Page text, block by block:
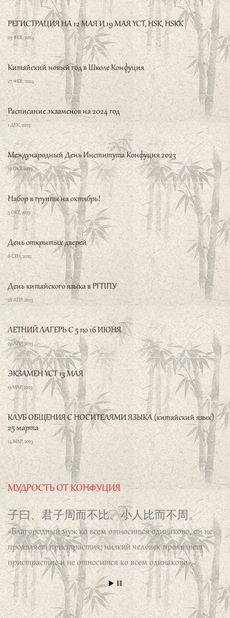
РЕГИСТРАЦИЯ НА 12 МАЯ И 19 МАЯ YCT, HSK, HSKK
29 ФЕВ, 2024
Китайский новый год в Школе Конфуция
27 ФЕВ, 2024
Расписание экзаменов на 2024 год
1 ДЕК, 2023
Международный День Института Конфуция 2023
16 ОКТ, 2023
Набор в группы на октябрь!
3 ОКТ, 2023
День открытых дверей
6 СЕН, 2023
День китайского языка в РГППУ
28 АПР, 2023
ЛЕТНИЙ ЛАГЕРЬ С 5 по 16 ИЮНЯ
20 АПР, 2023
ЭКЗАМЕН YCT 13 МАЯ
15 МАР, 2023
КЛУБ ОБЩЕНИЯ С НОСИТЕЛЯМИ ЯЗЫКА (китайский язык)
25 марта
14 МАР, 2023
МУДРОСТЬ ОТ КОНФУЦИЯ
子曰、士志於道、而耻恶衣恶食者、未足与
议也。«Кто устремляется к пути, но стыдится, что
плохо ест и одевается, с тем говорить не стоит».
子曰、君子周而不比、小人比而不周。
«Благородный муж ко всем относится одинаково, он не
проявляет пристрастия; низкий человек проявляет
пристрастие и не относится ко всем одинаково».
子曰、君子喻於义、小人喻於利。
«Благородный муж знает только долг, низкий человек
знает только выгоду».